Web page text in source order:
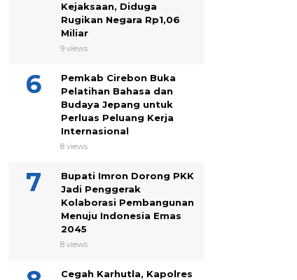
Kejaksaan, Diduga
Rugikan Negara Rp1,06
Miliar
9 views
Pemkab Cirebon Buka
Pelatihan Bahasa dan
Budaya Jepang untuk
Perluas Peluang Kerja
Internasional
8 views
Bupati Imron Dorong PKK
Jadi Penggerak
Kolaborasi Pembangunan
Menuju Indonesia Emas
2045
8 views
Cegah Karhutla, Kapolres